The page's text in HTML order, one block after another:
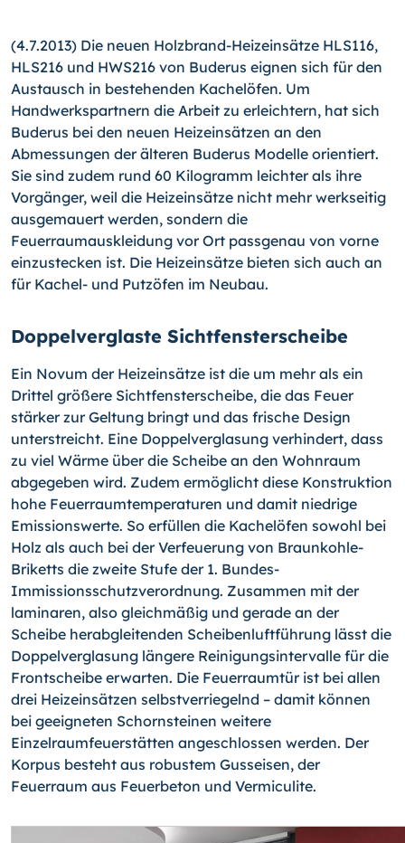
(4.7.2013) Die neuen Holzbrand-Heizeinsätze HLS116,
HLS216 und HWS216 von Buderus eignen sich für den
Austausch in be­stehenden Kachelöfen. Um
Handwerkspartnern die Arbeit zu erleichtern, hat sich
Buderus bei den neuen Heizeinsätzen an den
Abmessungen der älteren Buderus Modelle orientiert.
Sie sind zudem rund 60 Kilogramm leichter als ihre
Vorgänger, weil die Heizeinsätze nicht mehr werkseitig
ausgemauert werden, sondern die
Feuerraumauskleidung vor Ort passgenau von vor­ne
einzustecken ist. Die Heizeinsätze bieten sich auch an
für Kachel- und Putzöfen im Neubau.
Doppelverglaste Sichtfensterscheibe
Ein Novum der Heizeinsätze ist die um mehr als ein
Drittel grö­ßere Sichtfensterscheibe, die das Feuer
stärker zur Geltung bringt und das frische Design
unterstreicht. Eine Doppelvergla­sung verhindert, dass
zu viel Wärme über die Scheibe an den Wohnraum
abgegeben wird. Zudem ermöglicht diese Konstruk­tion
hohe Feuerraumtemperaturen und damit niedrige
Emissionswerte. So erfüllen die Kachelöfen sowohl bei
Holz als auch bei der Verfeuerung von Braunkohle-
Briketts die zweite Stufe der 1. Bundes-
Immissionsschutzverordnung. Zusammen mit der
lamina­ren, also gleichmäßig und gerade an der
Scheibe herabgleitenden Scheibenluftführung lässt die
Doppelverglasung längere Reinigungsintervalle für die
Frontscheibe erwarten. Die Feuerraumtür ist bei allen
drei Heizeinsätzen selbstverriegelnd – damit können
bei geeigneten Schornsteinen weitere
Einzelraumfeuerstätten angeschlossen werden. Der
Korpus besteht aus robustem Gusseisen, der
Feuerraum aus Feuerbeton und Vermicu­lite.